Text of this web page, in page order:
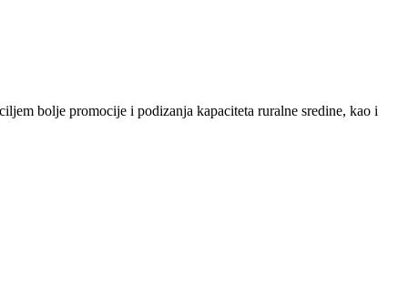
bolje promocije i podizanja kapaciteta ruralne sredine, kao i